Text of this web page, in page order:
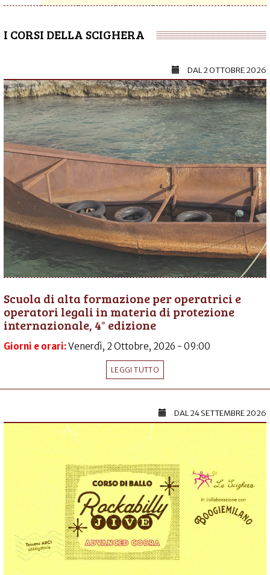
I CORSI DELLA SCIGHERA
DAL2 OTTOBRE 2026
Scuola di alta formazione per operatrici e
operatori legali in materia di protezione
internazionale, 4° edizione
Giorni e orari:Venerdì, 2 Ottobre, 2026 - 09:00
LEGGI TUTTO
DAL24 SETTEMBRE 2026